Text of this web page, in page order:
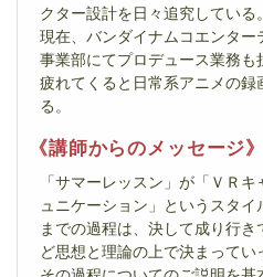
クター設計を日々追究している。
現在、バンダイナムコエンター
事業部にてプロデュース業務も
疲れてくると日常系アニメの録
る。
《講師からのメッセージ》
「サマーレッスン」が「ＶＲキ
ュニケーション」というスタイ
までの過程は、決して成り行き
ど思想と理論の上で決まってい